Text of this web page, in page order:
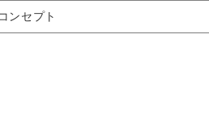
ンセプト